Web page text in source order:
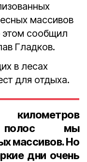
массивов
этом сообщил
Гладков.
в лесах
для отдыха.
полос мы
массивов. Но
дни очень